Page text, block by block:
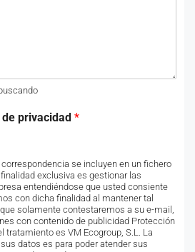
privacidad *
se incluyen en un fichero
exclusiva es gestionar las
entendiéndose que usted consiente
con dicha finalidad al mantener tal
solamente contestaremos a su e-mail,
con contenido de publicidad Protección
tratamiento es VM Ecogroup, S.L. La
datos es para poder atender sus